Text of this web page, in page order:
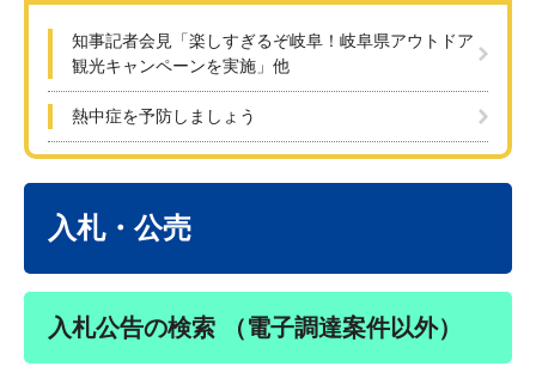
知事記者会見「楽しすぎるぞ岐阜！岐阜県アウトドア
観光キャンペーンを実施」他
熱中症を予防しましょう
入札・公売
入札公告の検索 （電子調達案件以外）